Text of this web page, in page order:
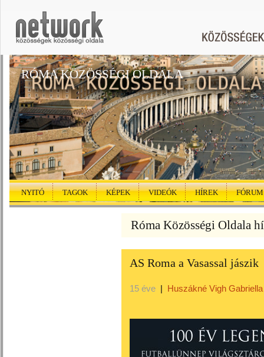
RÓMA KÖZÖSSÉGI OLDALA
NYITÓ TAGOK KÉPEK VIDEÓK HÍREK FÓRUM
Róma Közösségi Oldala
AS Roma a Vasassal jászik
15 éve | Huszákné Vigh Gabriella